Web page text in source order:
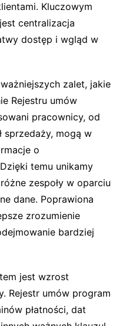
Kluczowym
centralizacja
dostęp i wgląd w
zalet, jakie
Rejestru umów
pracownicy, od
sprzedaży, mogą w
o
temu unikamy
zespoły w oparciu
dane. Poprawiona
zrozumienie
bardziej
jest wzrost
Rejestr umów program
płatności, dat